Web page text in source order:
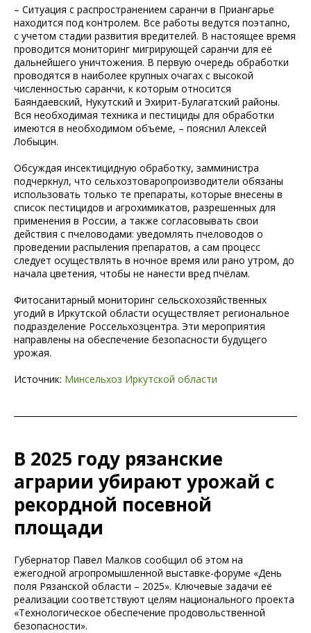
– Ситуация с распространением саранчи в Приангарье
находится под контролем. Все работы ведутся поэтапно,
с учетом стадии развития вредителей. В настоящее время
проводится мониторинг мигрирующей саранчи для её
дальнейшего уничтожения. В первую очередь обработки
проводятся в наиболее крупных очагах с высокой
численностью саранчи, к которым относится
Баяндаевский, Нукутский и Эхирит-Булагатский районы.
Вся необходимая техника и пестициды для обработки
имеются в необходимом объеме, – пояснил Алексей
Лобыцин.
Обсуждая инсектицидную обработку, замминистра
подчеркнул, что сельхозтоваропроизводители обязаны
использовать только те препараты, которые внесены в
список пестицидов и агрохимикатов, разрешенных для
применения в России, а также согласовывать свои
действия с пчеловодами: уведомлять пчеловодов о
проведении распыления препаратов, а сам процесс
следует осуществлять в ночное время или рано утром, до
начала цветения, чтобы не нанести вред пчёлам.
Фитосанитарный мониторинг сельскохозяйственных
угодий в Иркутской области осуществляет региональное
подразделение Россельхозцентра. Эти мероприятия
направлены на обеспечение безопасности будущего
урожая.
Источник: Минсельхоз Иркутской области
В 2025 году рязанские
аграрии убирают урожай с
рекордной посевной
площади
Губернатор Павел Малков сообщил об этом на
ежегодной агропромышленной выставке-форуме «День
поля Рязанской области – 2025». Ключевые задачи её
реализации соответствуют целям национального проекта
«Технологическое обеспечение продовольственной
безопасности».